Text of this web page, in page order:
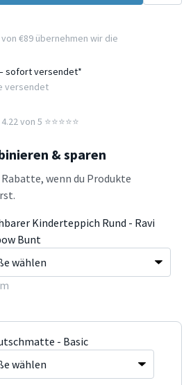
€89 übernehmen wir die
sofort versendet*
versendet
von 5 ⭐️⭐️⭐️⭐️⭐️
& sparen
wenn du Produkte
Kinderteppich Rund - Ravi
Bunt
- Basic